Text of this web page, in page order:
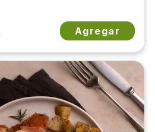
Agregar